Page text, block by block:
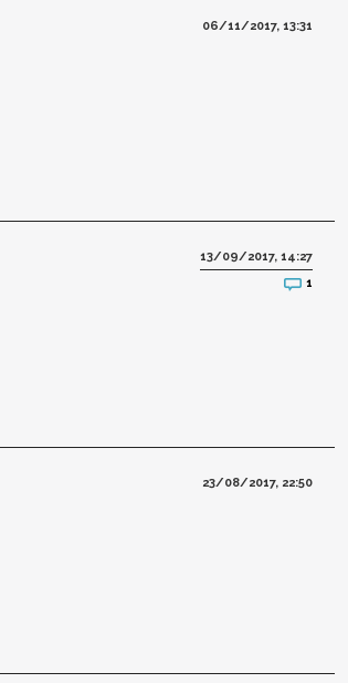
06/11/2017, 13:31
13/09/2017, 14:27
1
23/08/2017, 22:50